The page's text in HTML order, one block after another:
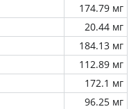
174.79 мг
20.44 мг
184.13 мг
112.89 мг
172.1 мг
96.25 мг